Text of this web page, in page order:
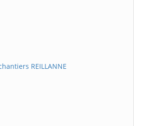
REILLANNE